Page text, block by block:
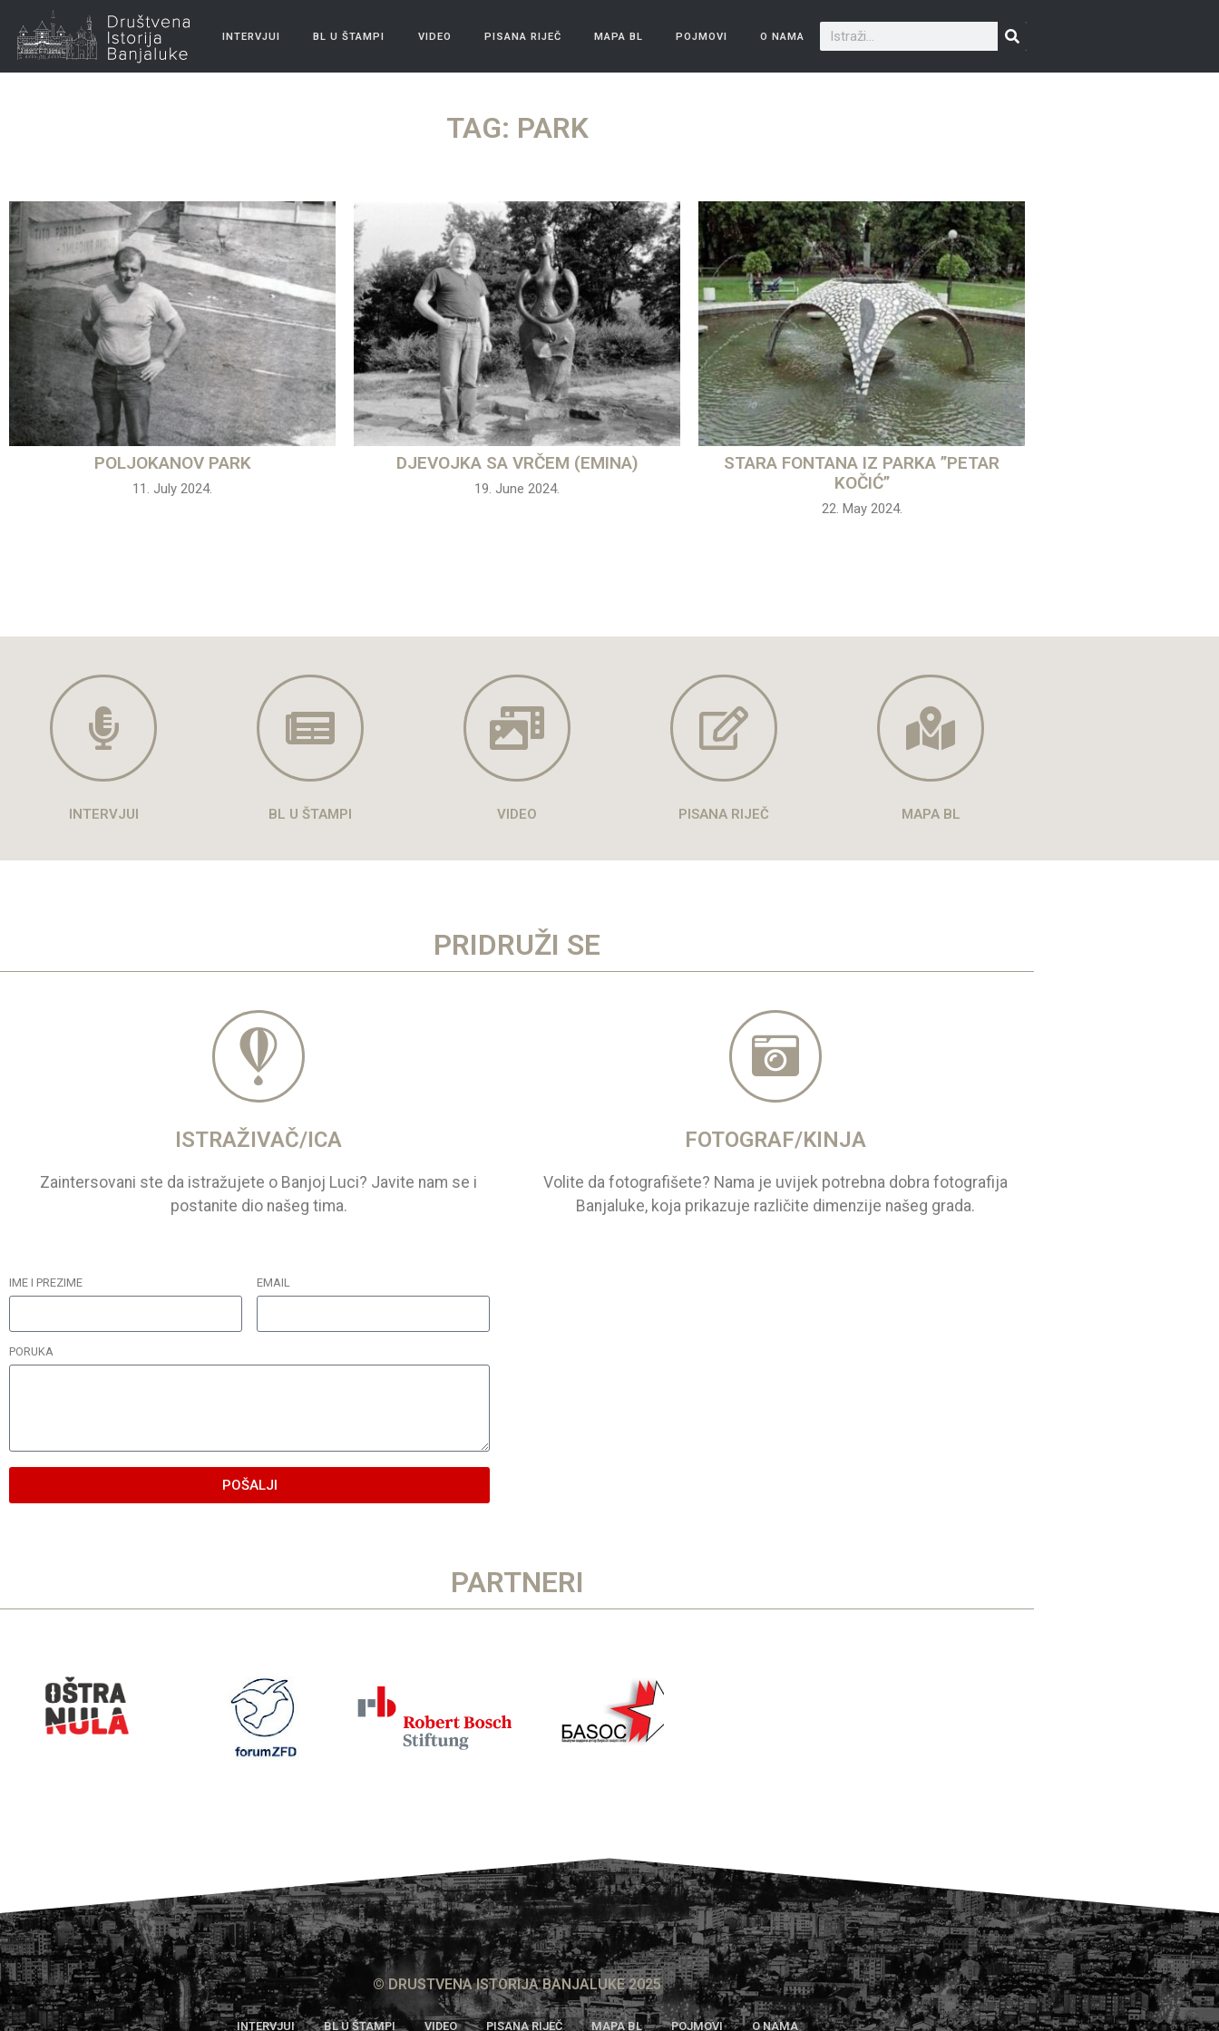
INTERVJUI BL U ŠTAMPI VIDEO PISANA RIJEČ MAPA BL POJMOVI O NAMA
TAG: PARK
POLJOKANOV PARK
11. July 2024.
DJEVOJKA SA VRČEM (EMINA)
19. June 2024.
STARA FONTANA IZ PARKA ”PETAR
KOČIĆ”
22. May 2024.
INTERVJUI BL U ŠTAMPI VIDEO PISANA RIJEČ MAPA BL
PRIDRUŽI SE
ISTRAŽIVAČ/ICA
Zaintersovani ste da istražujete o Banjoj Luci? Javite nam se i
postanite dio našeg tima.
FOTOGRAF/KINJA
Volite da fotografišete? Nama je uvijek potrebna dobra fotografija
Banjaluke, koja prikazuje različite dimenzije našeg grada.
IME I PREZIME EMAIL
PORUKA
POŠALJI
PARTNERI
© DRUSTVENA ISTORIJA BANJALUKE 2025
INTERVJUI BL U ŠTAMPI VIDEO PISANA RIJEČ MAPA BL POJMOVI O NAMA